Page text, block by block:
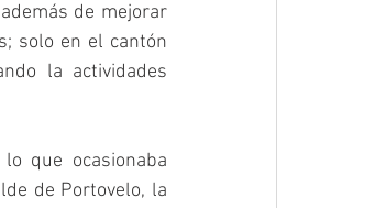
de mejorar
solo en el cantón
la actividades
que ocasionaba
de Portovelo, la